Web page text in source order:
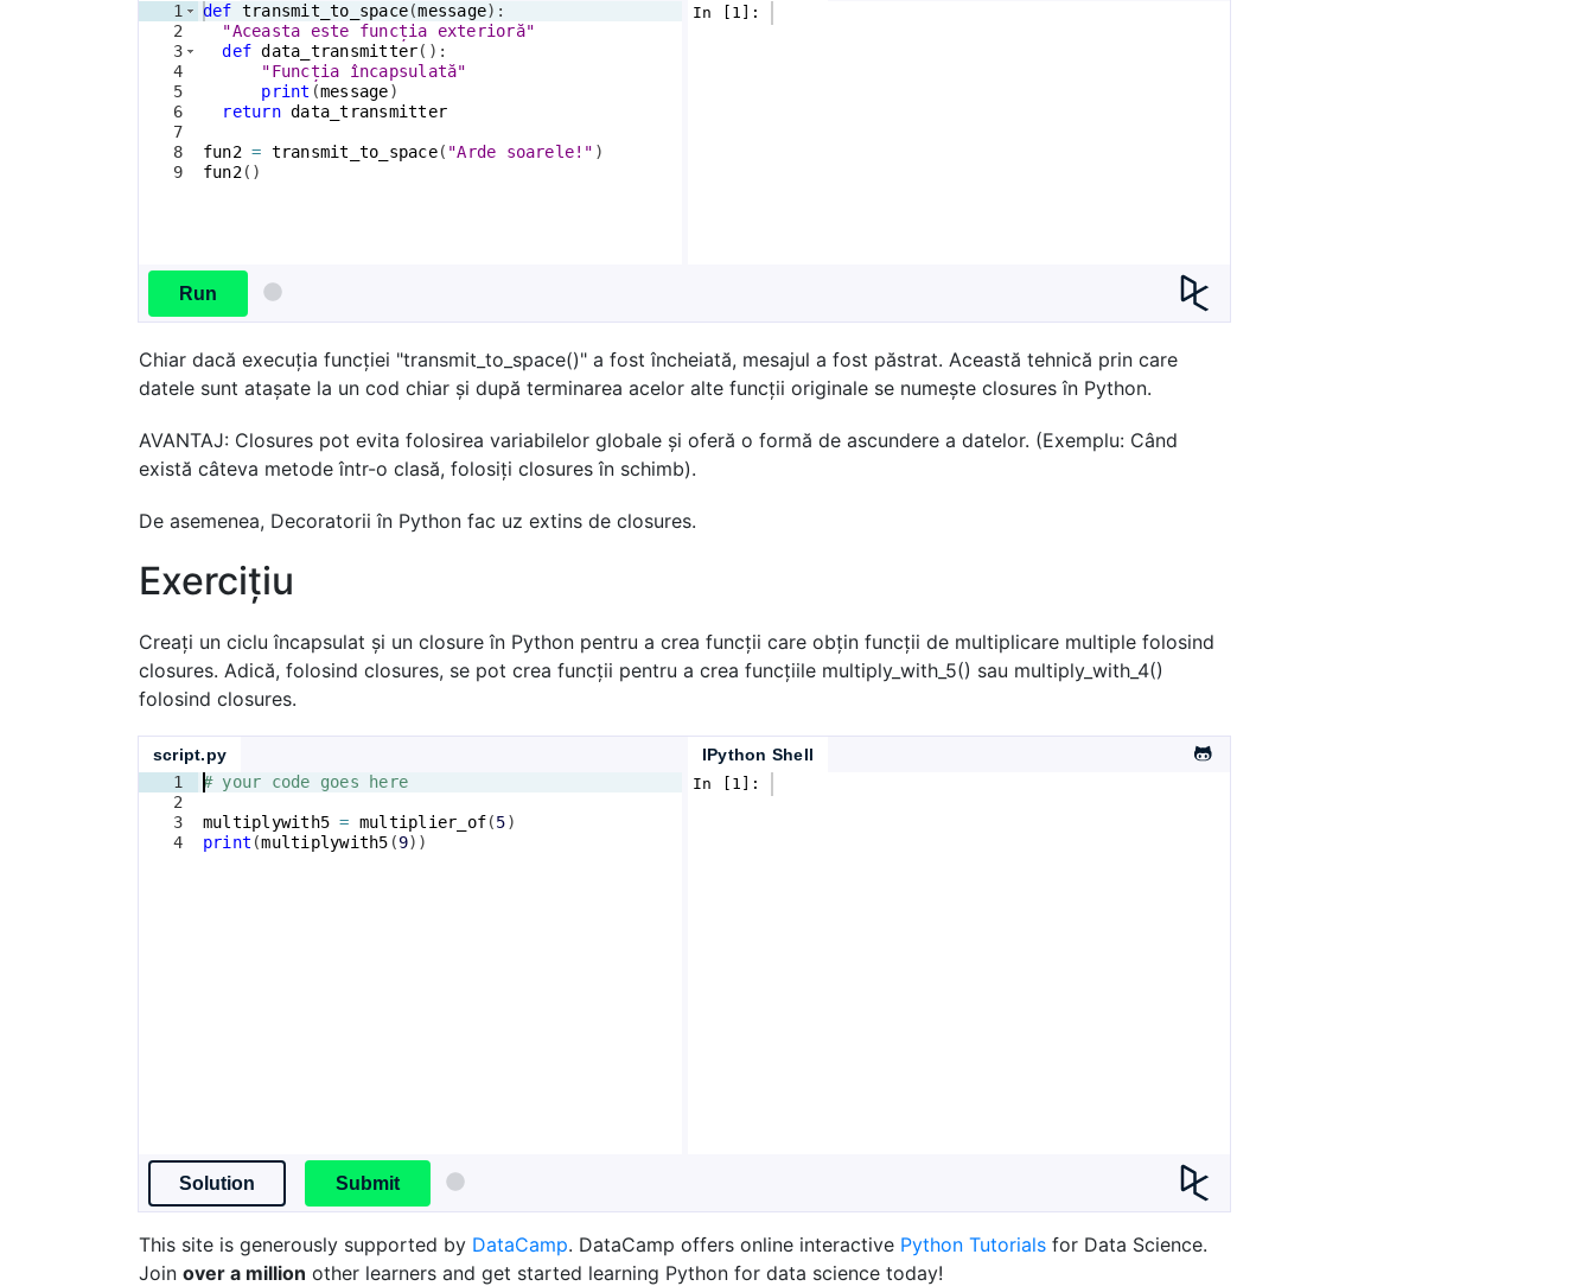
1
2
3
4
5
6
7
8
9
def transmit_to_space(message) :
"Aceasta este funcția exterioră"
def data_transmitter( ) :
"Funcția încapsulată"
print (message)
return data_transmitter
fun2 = transmit_to_space( "Arde soarele!" )
fun2( )
In [1]:
Run
Chiar dacă execuția funcției "transmit_to_space()" a fost încheiată, mesajul a fost păstrat. Această tehnică prin care
datele sunt atașate la un cod chiar și după terminarea acelor alte funcții originale se numește closures în Python.
AVANTAJ: Closures pot evita folosirea variabilelor globale și oferă o formă de ascundere a datelor. (Exemplu: Când
există câteva metode într-o clasă, folosiți closures în schimb).
De asemenea, Decoratorii în Python fac uz extins de closures.
Exercițiu
Creați un ciclu încapsulat și un closure în Python pentru a crea funcții care obțin funcții de multiplicare multiple folosind
closures. Adică, folosind closures, se pot crea funcții pentru a crea funcțiile multiply_with_5() sau multiply_with_4()
folosind closures.
script.py
1
2
3
4
# your code goes here
multiplywith5 = multiplier_of(5)
print (multiplywith5 (9))
IPython Shell
In [1]:
Solution Submit
This site is generously supported by DataCamp. DataCamp offers online interactive Python Tutorials for Data Science.
Join over a million other learners and get started learning Python for data science today!